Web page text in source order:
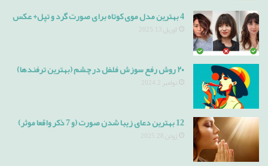
4 بهترین مدل موی کوتاه برای صورت گرد و تپل+ عکس
آوریل 13, 2025
۲۰ روش رفع سوزش فلفل در چشم (بهترین ترفندها)
نوامبر 2, 2024
12 بهترین دعای زیبا شدن صورت (و 7 ذکر واقعا موثر)
ژوئن 28, 2025